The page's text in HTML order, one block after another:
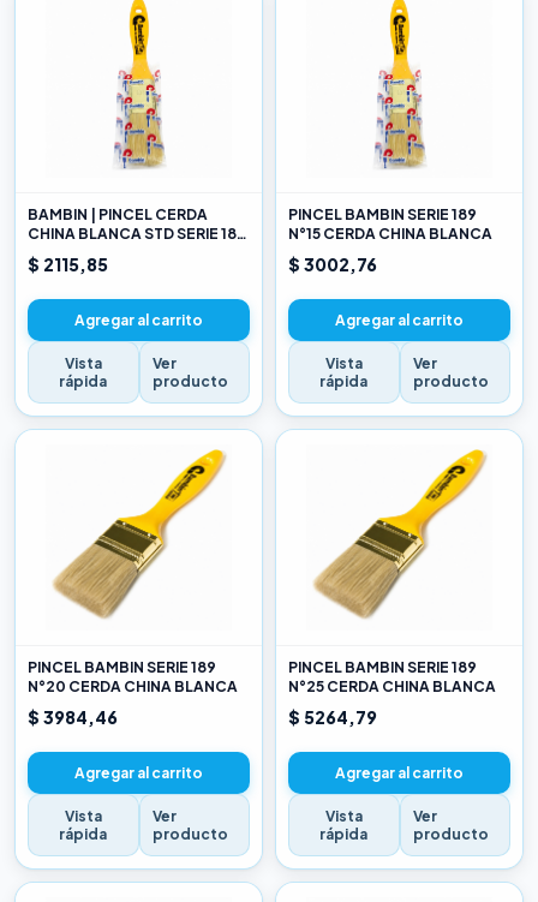
BAMBIN | PINCEL CERDA
CHINA BLANCA STD SERIE 189
10
$ 2115,85
Agregar al carrito
Vista
rápida
Ver
producto
PINCEL BAMBIN SERIE 189
N°15 CERDA CHINA BLANCA
$ 3002,76
Agregar al carrito
Vista
rápida
Ver
producto
PINCEL BAMBIN SERIE 189
N°20 CERDA CHINA BLANCA
$ 3984,46
Agregar al carrito
Vista
rápida
Ver
producto
PINCEL BAMBIN SERIE 189
N°25 CERDA CHINA BLANCA
$ 5264,79
Agregar al carrito
Vista
rápida
Ver
producto